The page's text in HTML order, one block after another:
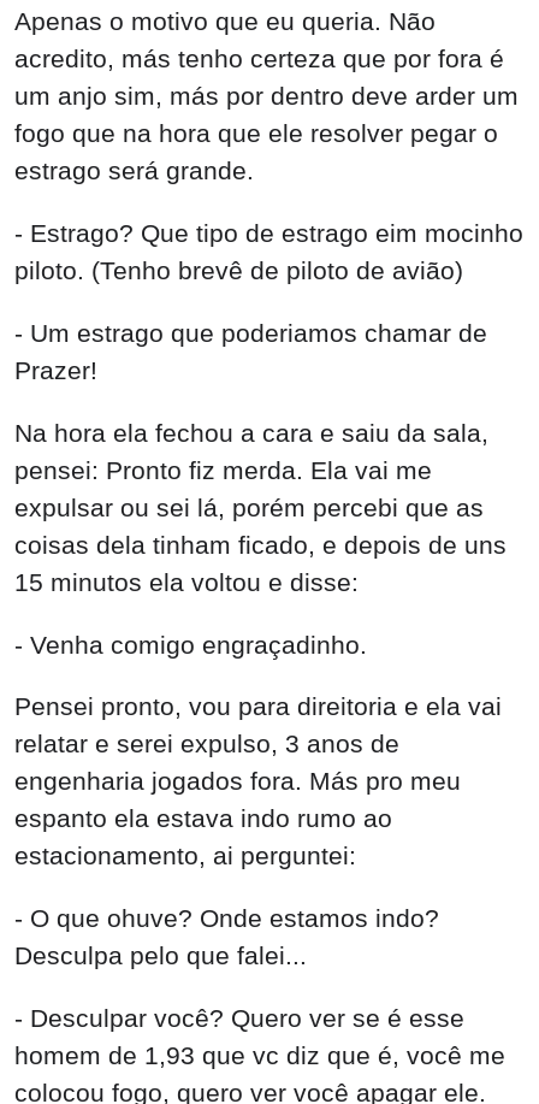
Apenas o motivo que eu queria. Não
acredito, más tenho certeza que por fora é
um anjo sim, más por dentro deve arder um
fogo que na hora que ele resolver pegar o
estrago será grande.
- Estrago? Que tipo de estrago eim mocinho
piloto. (Tenho brevê de piloto de avião)
- Um estrago que poderiamos chamar de
Prazer!
Na hora ela fechou a cara e saiu da sala,
pensei: Pronto fiz merda. Ela vai me
expulsar ou sei lá, porém percebi que as
coisas dela tinham ficado, e depois de uns
15 minutos ela voltou e disse:
- Venha comigo engraçadinho.
Pensei pronto, vou para direitoria e ela vai
relatar e serei expulso, 3 anos de
engenharia jogados fora. Más pro meu
espanto ela estava indo rumo ao
estacionamento, ai perguntei:
- O que ohuve? Onde estamos indo?
Desculpa pelo que falei...